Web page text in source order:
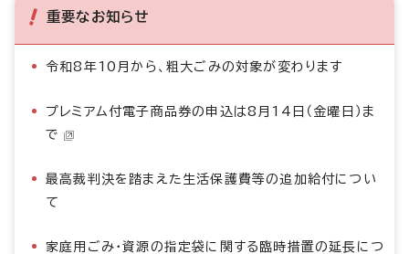
重要なお知らせ
令和8年10月から、粗大ごみの対象が変わります
プレミアム付電子商品券の申込は8月14日（金曜日）ま
で
最高裁判決を踏まえた生活保護費等の追加給付につい
て
家庭用ごみ・資源の指定袋に関する臨時措置の延長につ